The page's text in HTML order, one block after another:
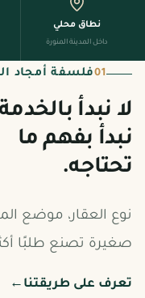
نطاق محلي
داخل المدينة المنورة
01فلسفة أمجاد
لا نبدأ
نبدأ بفهم ما
تحتاجه.
نوع العقار، موضع
صغيرة تصنع طلبًا
تعرف على طريقتنا ←